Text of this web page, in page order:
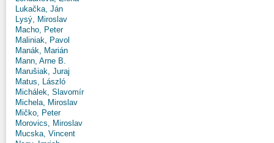
Lukačka, Ján
Lysý, Miroslav
Macho, Peter
Maliniak, Pavol
Manák, Marián
Mann, Arne B.
Marušiak, Juraj
Matus, László
Michálek, Slavomír
Michela, Miroslav
Mičko, Peter
Morovics, Miroslav
Mucska, Vincent